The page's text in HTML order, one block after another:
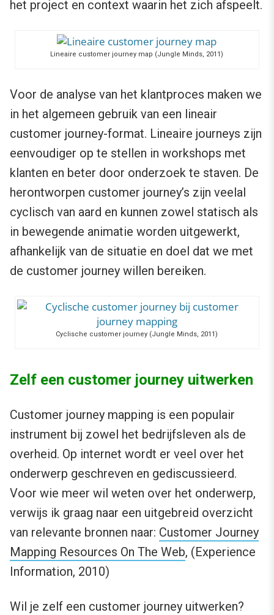
het project en context waarin het zich afspeelt.
Lineaire customer journey map (Jungle Minds, 2011)
Voor de analyse van het klantproces maken we
in het algemeen gebruik van een lineair
customer journey-format. Lineaire journeys zijn
eenvoudiger op te stellen in workshops met
klanten en beter door onderzoek te staven. De
herontworpen customer journey’s zijn veelal
cyclisch van aard en kunnen zowel statisch als
in bewegende animatie worden uitgewerkt,
afhankelijk van de situatie en doel dat we met
de customer journey willen bereiken.
Cyclische customer journey (Jungle Minds, 2011)
Zelf een customer journey uitwerken
Customer journey mapping is een populair
instrument bij zowel het bedrijfsleven als de
overheid. Op internet wordt er veel over het
onderwerp geschreven en gediscussieerd.
Voor wie meer wil weten over het onderwerp,
verwijs ik graag naar een uitgebreid overzicht
van relevante bronnen naar: Customer Journey
Mapping Resources On The Web, (Experience
Information, 2010)
Wil je zelf een customer journey uitwerken?